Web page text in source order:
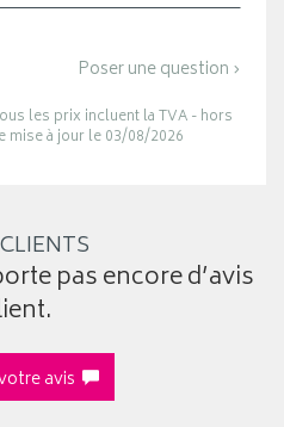
Poser une question ›
les prix incluent la TVA - hors
mise à jour le 03/08/2026
pas encore d’avis
avis